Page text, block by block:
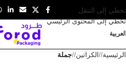
تخطي إلى التنقل
تخطي إلى المحتوى الرئيسي
الرئيسية/ الكراتين/ جملة